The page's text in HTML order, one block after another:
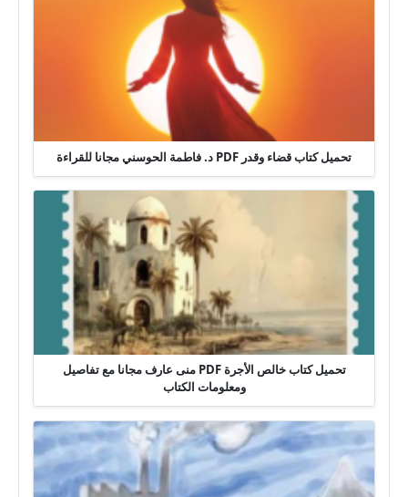
تحميل كتاب قضاء وقدر PDF د. فاطمة الحوسني مجانا للقراءة
تحميل كتاب خالص الأجرة PDF منى عارف مجانا مع تفاصيل
ومعلومات الكتاب